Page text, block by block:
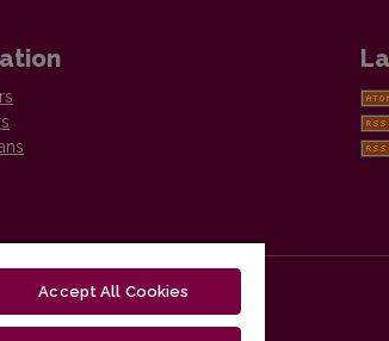
Accept All Cookies